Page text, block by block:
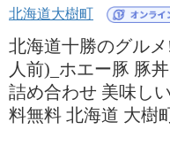
北海道大樹町
北海道十勝のグル
人前)_ホエー豚 豚
詰め合わせ 美味し
料無料 北海道 大樹